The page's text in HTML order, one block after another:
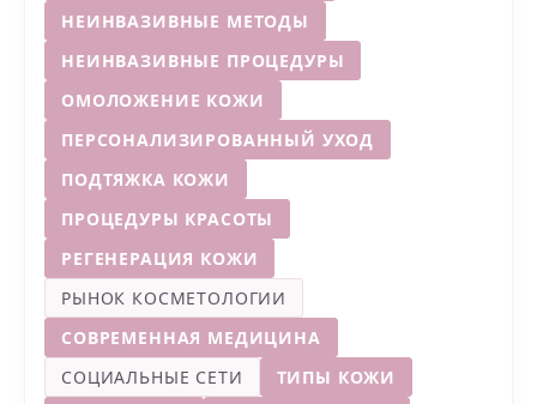
НЕИНВАЗИВНЫЕ МЕТОДЫ
НЕИНВАЗИВНЫЕ ПРОЦЕДУРЫ
ОМОЛОЖЕНИЕ КОЖИ
ПЕРСОНАЛИЗИРОВАННЫЙ УХОД
ПОДТЯЖКА КОЖИ
ПРОЦЕДУРЫ КРАСОТЫ
РЕГЕНЕРАЦИЯ КОЖИ
РЫНОК КОСМЕТОЛОГИИ
СОВРЕМЕННАЯ МЕДИЦИНА
СОЦИАЛЬНЫЕ СЕТИ
ТИПЫ КОЖИ